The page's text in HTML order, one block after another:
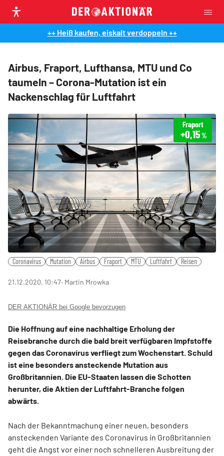
++ Heiß kaufen, eiskalt verdoppeln ++
Airbus, Fraport, Lufthansa, MTU und Co
taumeln – Corona-Mutation ist ein
Nackenschlag für Luftfahrt
Fraport
+0,15%
Coronavirus Mutation Airbus Fraport MTU Luftfahrt Reisen
21.12.2020, 10:47‧ Martin Mrowka
DER AKTIONÄR bei Google bevorzugen
Die Hoffnung auf eine nachhaltige Erholung der
Reisebranche durch die bald breit verfügbaren Impfstoffe
gegen das Coronavirus verfliegt zum Wochenstart. Schuld
ist eine besonders ansteckende Mutation aus
Großbritannien. Die EU-Staaten lassen die Schotten
herunter, die Aktien der Luftfahrt-Branche folgen
abwärts.
Nach der Bekanntmachung einer neuen, besonders
ansteckenden Variante des Coronavirus in Großbritannien
geht die Angst vor einer noch schnelleren Ausbreitung der